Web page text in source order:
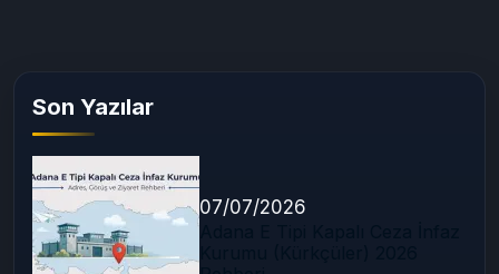
Son Yazılar
07/07/2026